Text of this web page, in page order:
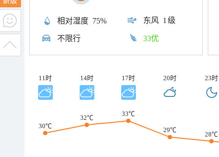
相对湿度 75% 东风 1级
不限行 33优
11时 14时 17时 20时 23时
30℃
32℃
33℃
29℃
28℃